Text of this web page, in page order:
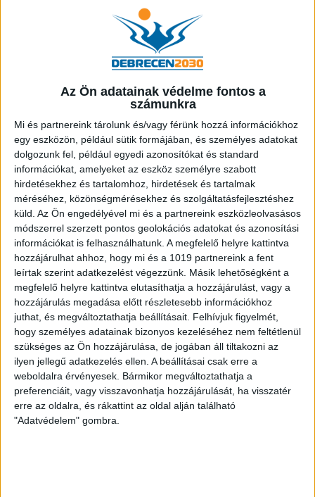
Az Ön adatainak védelme fontos a
számunkra
Mi és partnereink tárolunk és/vagy férünk hozzá információkhoz
egy eszközön, például sütik formájában, és személyes adatokat
dolgozunk fel, például egyedi azonosítókat és standard
információkat, amelyeket az eszköz személyre szabott
hirdetésekhez és tartalomhoz, hirdetések és tartalmak
méréséhez, közönségmérésekhez és szolgáltatásfejlesztéshez
küld. Az Ön engedélyével mi és a partnereink eszközleolvasásos
módszerrel szerzett pontos geolokációs adatokat és azonosítási
információkat is felhasználhatunk. A megfelelő helyre kattintva
hozzájárulhat ahhoz, hogy mi és a 1019 partnereink a fent
leírtak szerint adatkezelést végezzünk. Másik lehetőségként a
megfelelő helyre kattintva elutasíthatja a hozzájárulást, vagy a
hozzájárulás megadása előtt részletesebb információkhoz
juthat, és megváltoztathatja beállításait. Felhívjuk figyelmét,
hogy személyes adatainak bizonyos kezeléséhez nem feltétlenül
szükséges az Ön hozzájárulása, de jogában áll tiltakozni az
ilyen jellegű adatkezelés ellen. A beállításai csak erre a
weboldalra érvényesek. Bármikor megváltoztathatja a
preferenciáit, vagy visszavonhatja hozzájárulását, ha visszatér
erre az oldalra, és rákattint az oldal alján található
"Adatvédelem" gombra.
LEGFRISSEBB LEGOLVASOTTABB
Útfelújítás kezdődött a Harsona
utcán, aszfaltot kap a Csuka utca
2026.07.22 Bővebben
Befejeződött a Zöld utca második
ütemének nagyfelületű útfelújítása
2026.07.15 Bővebben
VIDEÓK